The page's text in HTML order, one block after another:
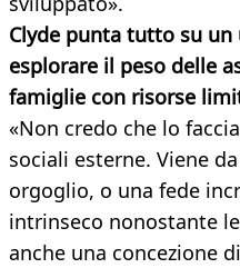
Clyde punta tutto su
esplorare il peso delle
famiglie con risorse
«Non credo che lo
sociali esterne. Viene
orgoglio, o una fede
intrinseco nonostante
anche una concezione